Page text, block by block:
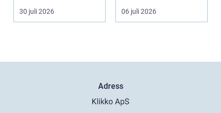
30 juli 2026 06 juli 2026
Adress